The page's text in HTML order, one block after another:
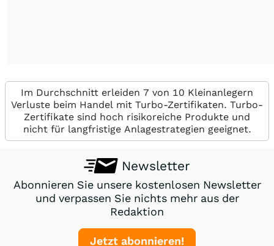
Im Durchschnitt erleiden 7 von 10 Kleinanlegern
Verluste beim Handel mit Turbo-Zertifikaten. Turbo-
Zertifikate sind hoch risikoreiche Produkte und
nicht für langfristige Anlagestrategien geeignet.
Newsletter
Abonnieren Sie unsere kostenlosen Newsletter
und verpassen Sie nichts mehr aus der
Redaktion
Jetzt abonnieren!